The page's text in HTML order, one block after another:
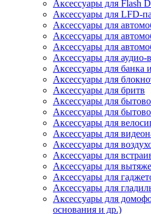
Аксессуары для Flash
Аксессуары для LFD-
Аксессуары для
Аксессуары для
Аксессуары для
Аксессуары для аудио-
Аксессуары для банка
Аксессуары для
Аксессуары для бритв
Аксессуары для
Аксессуары для
Аксессуары для
Аксессуары для
Аксессуары для
Аксессуары для
Аксессуары для
Аксессуары для
Аксессуары для
Аксессуары для
основания и др.)